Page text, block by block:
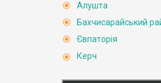
Алушта
Бахчисарайський
Євпаторія
Керч